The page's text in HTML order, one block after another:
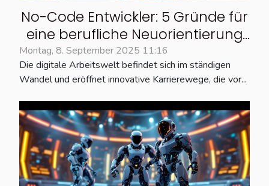
No-Code Entwickler: 5 Gründe für
eine berufliche Neuorientierung
in einem wachsenden Feld
Montag, 8. September 2025 11:16
Die digitale Arbeitswelt befindet sich im ständigen
Wandel und eröffnet innovative Karrierewege, die vor...